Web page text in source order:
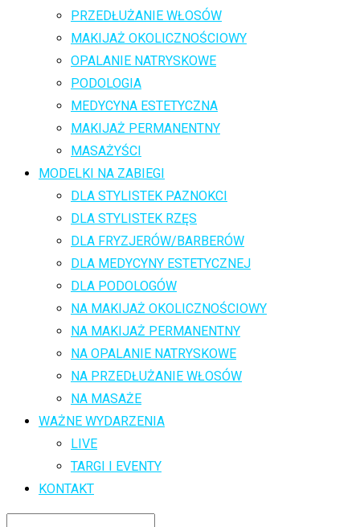
PRZEDŁUŻANIE WŁOSÓW
MAKIJAŻ OKOLICZNOŚCIOWY
OPALANIE NATRYSKOWE
PODOLOGIA
MEDYCYNA ESTETYCZNA
MAKIJAŻ PERMANENTNY
MASAŻYŚCI
MODELKI NA ZABIEGI
DLA STYLISTEK PAZNOKCI
DLA STYLISTEK RZĘS
DLA FRYZJERÓW/BARBERÓW
DLA MEDYCYNY ESTETYCZNEJ
DLA PODOLOGÓW
NA MAKIJAŻ OKOLICZNOŚCIOWY
NA MAKIJAŻ PERMANENTNY
NA OPALANIE NATRYSKOWE
NA PRZEDŁUŻANIE WŁOSÓW
NA MASAŻE
WAŻNE WYDARZENIA
LIVE
TARGI I EVENTY
KONTAKT